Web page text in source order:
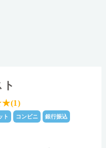
ト コンビニ 銀行振込